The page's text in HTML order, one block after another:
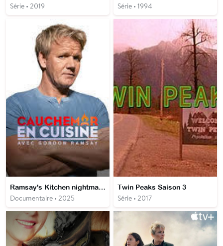
Série • 2019 Série • 1994
Ramsay's Kitchen nightmares USA
Documentaire • 2025
Twin Peaks Saison 3
Série • 2017